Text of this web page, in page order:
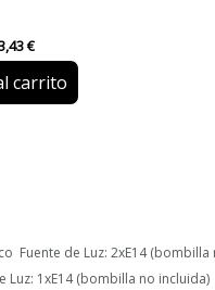
Alimentación
Lumens (LED)
Certificados
€
carrito
Fuente de Luz: 2xE14 (bombilla
1xE14 (bombilla no incluida)